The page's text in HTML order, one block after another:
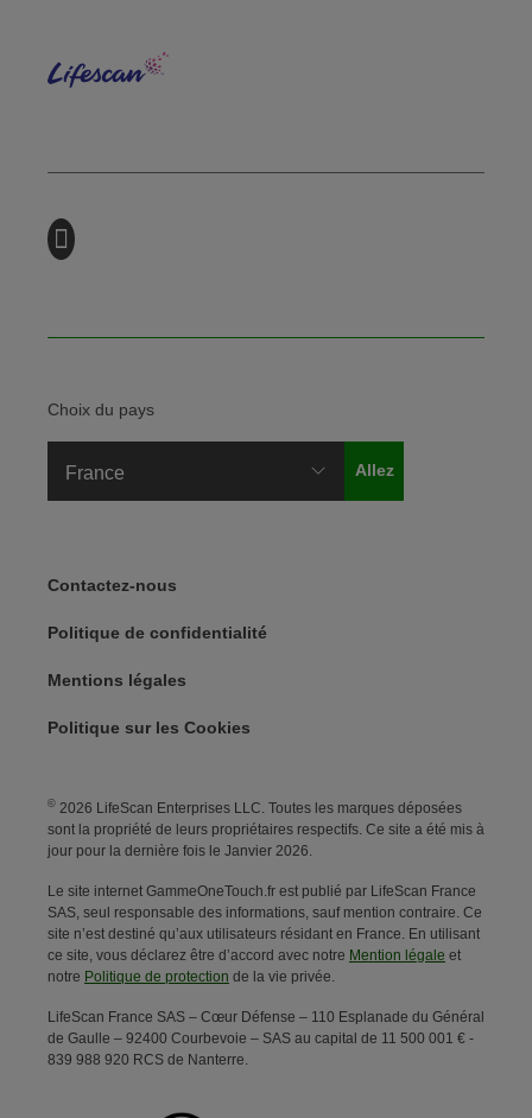
Choix du pays
Legal Menu
Contactez-nous
Politique de confidentialité
Mentions légales
Politique sur les Cookies
© 2026 LifeScan Enterprises LLC. Toutes les marques déposées
sont la propriété de leurs propriétaires respectifs. Ce site a été mis à
jour pour la dernière fois le Janvier 2026.
Le site internet GammeOneTouch.fr est publié par LifeScan France
SAS, seul responsable des informations, sauf mention contraire. Ce
site n’est destiné qu’aux utilisateurs résidant en France. En utilisant
ce site, vous déclarez être d’accord avec notre Mention légale et
notre Politique de protection de la vie privée.
LifeScan France SAS – Cœur Défense – 110 Esplanade du Général
de Gaulle – 92400 Courbevoie – SAS au capital de 11 500 001 € -
839 988 920 RCS de Nanterre.